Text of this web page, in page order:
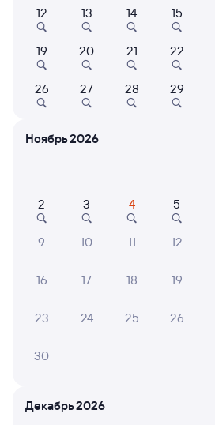
042В Проходящий
из Москвы Ярославской
11:14
Выберите
1 д 3 ч 30 м в
12 13 14 15
19 20 21 22
26 27 28 29
Ноябрь 2026
2 3 4 5
9 10 11 12
16 17 18 19
23 24 25 26
30
Декабрь 2026